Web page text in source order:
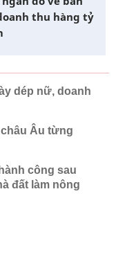
thu hàng tỷ
dép nữ, doanh
Âu từng
công sau
đất làm nông